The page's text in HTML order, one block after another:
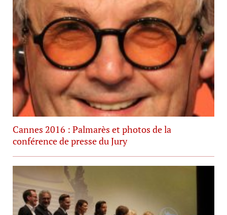
Cannes 2016 : Palmarès et photos de la
conférence de presse du Jury